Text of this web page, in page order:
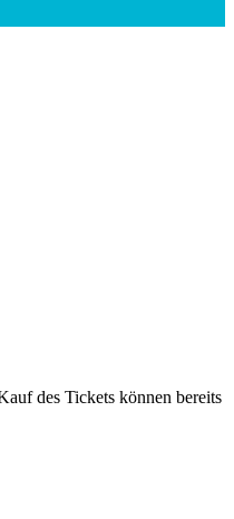
des Tickets können bereits